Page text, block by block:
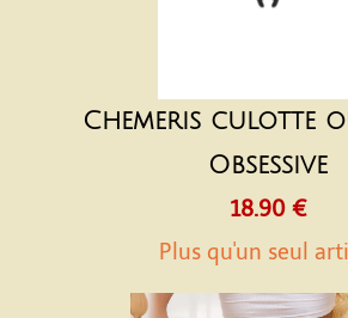
Chemeris culotte
Obsessive
18.90 €
Plus qu'un seul